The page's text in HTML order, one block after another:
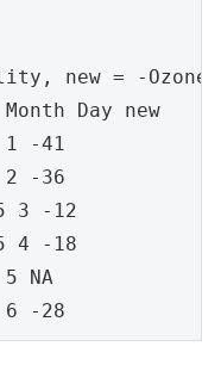
new = -
Day new
1 -41
2 -36
3 -12
4 -18
NA
6 -28